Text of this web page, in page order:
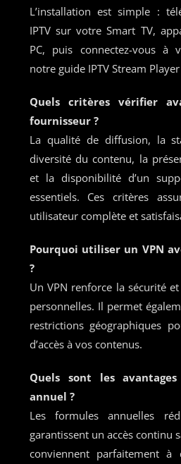
L’installation est simple :
IPTV sur votre Smart TV,
PC, puis connectez-vous à
notre guide IPTV Stream
Quels critères vérifier
fournisseur ?
La qualité de diffusion, la
diversité du contenu, la
et la disponibilité d’un
essentiels. Ces critères
utilisateur complète et
Pourquoi utiliser un VPN
?
Un VPN renforce la sécurité
personnelles. Il permet
restrictions géographiques
d’accès à vos contenus.
Quels sont les
annuel ?
Les formules annuelles
garantissent un accès continu
conviennent parfaitement